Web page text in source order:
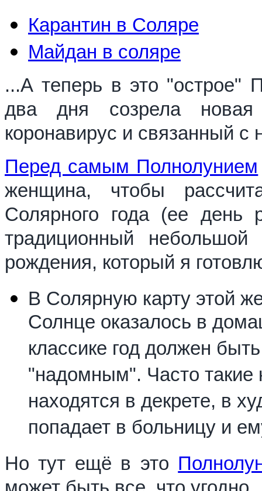
Карантин в Соляре
Майдан в соляре
...А теперь в это "острое"
два дня созрела
коронавирус и связанный с
Перед самым Полнолунием
женщина, чтобы
Солярного года (ее день
традиционный
рождения, который я
В Солярную карту этой
Солнце оказалось в
классике год должен
"надомным". Часто
находятся в декрете, в
попадает в больницу и
Но тут ещё в это